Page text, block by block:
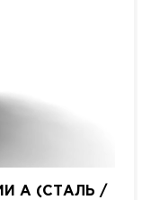
A (СТАЛЬ /